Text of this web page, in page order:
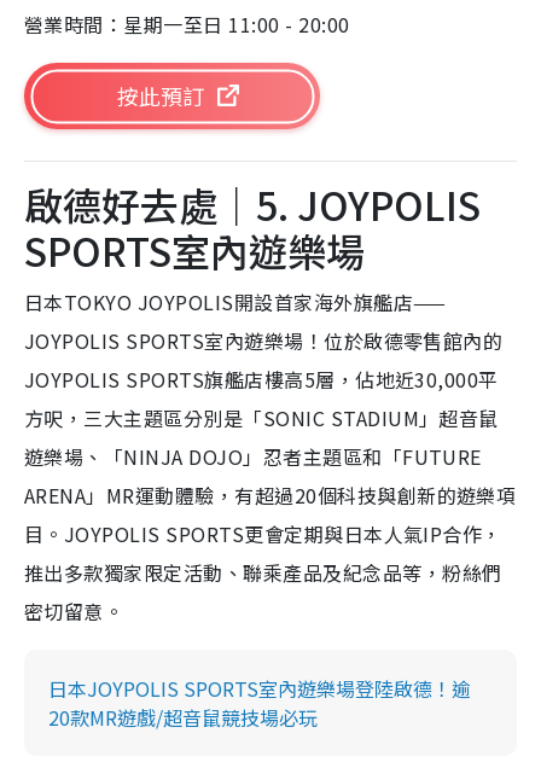
營業時間：星期一至日 11:00 - 20:00
按此預訂
啟德好去處｜5. JOYPOLIS
SPORTS室內遊樂場
日本TOKYO JOYPOLIS開設首家海外旗艦店——
JOYPOLIS SPORTS室內遊樂場！位於啟德零售館內的
JOYPOLIS SPORTS旗艦店樓高5層，佔地近30,000平
方呎，三大主題區分別是「SONIC STADIUM」超音鼠
遊樂場、「NINJA DOJO」忍者主題區和「FUTURE
ARENA」MR運動體驗，有超過20個科技與創新的遊樂項
目。JOYPOLIS SPORTS更會定期與日本人氣IP合作，
推出多款獨家限定活動、聯乘產品及紀念品等，粉絲們
密切留意。
日本JOYPOLIS SPORTS室內遊樂場登陸啟德！逾
20款MR遊戲/超音鼠競技場必玩